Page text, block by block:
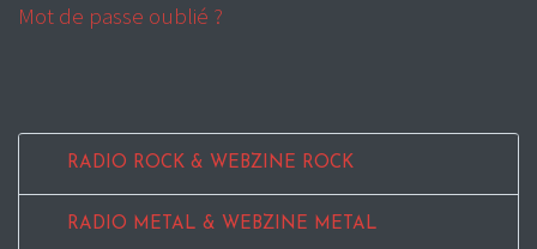
Mot de passe oublié ?
RADIO ROCK & WEBZINE ROCK
RADIO METAL & WEBZINE METAL